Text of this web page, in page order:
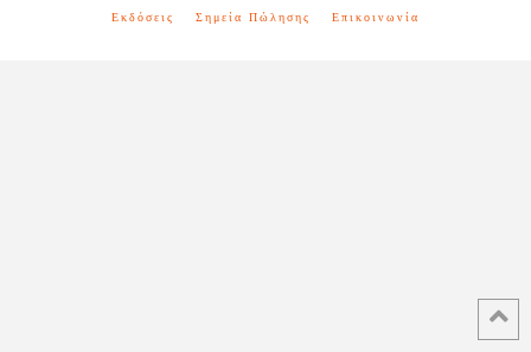
Εκδόσεις Σημεία Πώλησης Επικοινωνία